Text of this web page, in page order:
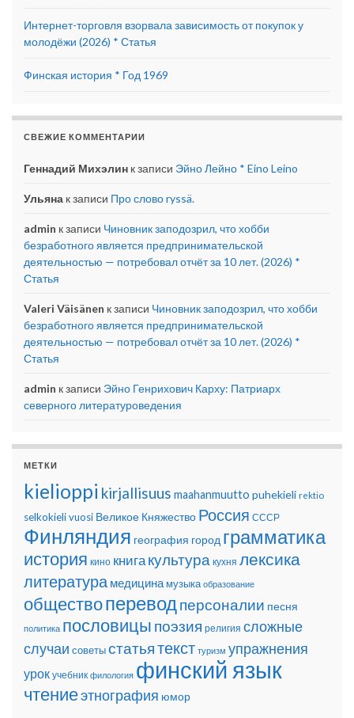
Интернет-торговля взорвала зависимость от покупок у
молодёжи (2026) * Статья
Финская история * Год 1969
СВЕЖИЕ КОММЕНТАРИИ
Геннадий Михэлин к записи Эйно Лейно * Eino Leino
Ульяна к записи Про слово ryssä.
admin к записи Чиновник заподозрил, что хобби
безработного является предпринимательской
деятельностью — потребовал отчёт за 10 лет. (2026) *
Статья
Valeri Väisänen к записи Чиновник заподозрил, что хобби
безработного является предпринимательской
деятельностью — потребовал отчёт за 10 лет. (2026) *
Статья
admin к записи Эйно Генрихович Карху: Патриарх
северного литературоведения
МЕТКИ
kielioppi kirjallisuus maahanmuutto puhekieli rektio
selkokielivuosi Великое Княжество Россия СССР
Финляндия география город грамматика
история кино книгакультура кухня лексика
литература медицина музыка образование
обществопереводперсоналии песня
политика пословицы поэзия религия сложные
случаи советыстатьятекст туризм упражнения
урок учебник филология финский язык
чтениеэтнография юмор